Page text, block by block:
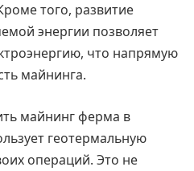
того, развитие
энергии позволяет
что напрямую
майнинга.
майнинг ферма в
геотермальную
операций. Это не